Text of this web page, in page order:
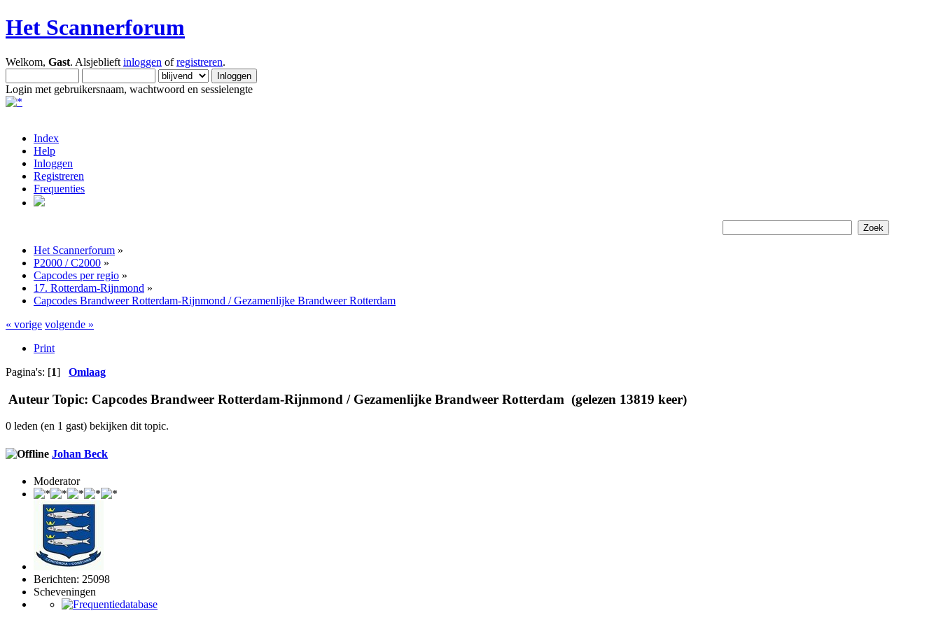
Het Scannerforum
Welkom, Gast. Alsjeblieft inloggen ofregistreren.
Login met gebruikersnaam, wachtwoord en sessielengte
Index
Help
Inloggen
Registreren
Frequenties
Het Scannerforum »
P2000 / C2000 »
Capcodes per regio »
17. Rotterdam-Rijnmond »
Capcodes Brandweer Rotterdam-Rijnmond / Gezamenlijke Brandweer Rotterdam
« vorige volgende »
Print
Pagina's: [1] Omlaag
Auteur Topic: Capcodes Brandweer Rotterdam-Rijnmond / Gezamenlijke Brandweer Rotterdam (gelezen 13819 keer)
0 leden (en 1 gast) bekijken dit topic.
Johan Beck
Moderator
Berichten: 25098
Scheveningen